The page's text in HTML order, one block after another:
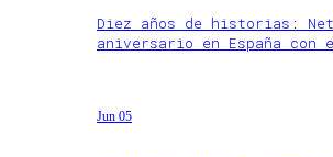
Diez años de historias:
aniversario en España con
Jun 05